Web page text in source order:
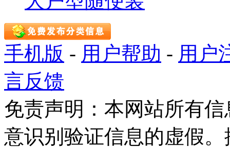
手机版 - 用户帮助 - 用户
言反馈
免责声明：本网站所有
意识别验证信息的虚假